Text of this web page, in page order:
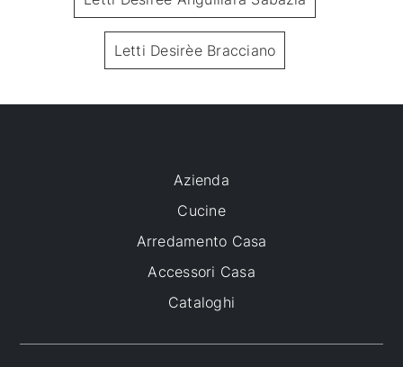
Letti Desirèe Bracciano
Azienda
Cucine
Arredamento Casa
Accessori Casa
Cataloghi